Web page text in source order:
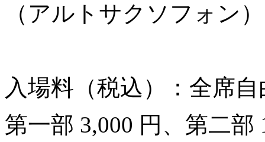
（アルトサクソフォン）
⼊場料（税込）：全席自
第⼀部 3,000 円、第⼆部